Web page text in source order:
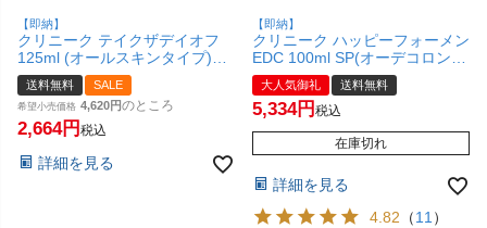
【即納】
クリニーク テイクザデイオフ
125ml (オールスキンタイプ)
【メイクアップリムーバー】
【クレンジング】【宅配便送料
無料】 (6000414)
送料無料 SALE
希望小売価格 4,620 のところ
2,664 税込
詳細を見る
【即納】
クリニーク ハッピーフォーメン
EDC 100ml SP(オーデコロン)
【香水】【宅配便送料無料】
大人気御礼 送料無料
5,334 税込
在庫切れ
詳細を見る
4.82 （11）